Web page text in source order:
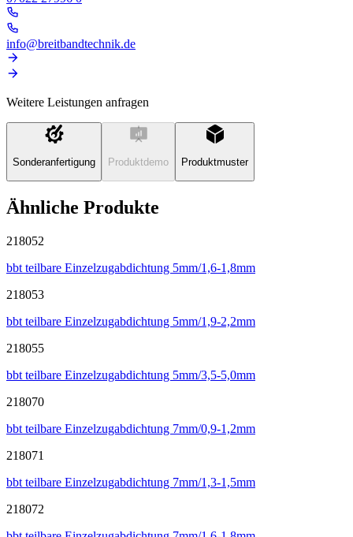
info@breitbandtechnik.de
Weitere Leistungen anfragen
Sonderanfertigung Produktdemo Produktmuster
Ähnliche Produkte
218052
bbt teilbare Einzelzugabdichtung 5mm/1,6-1,8mm
218053
bbt teilbare Einzelzugabdichtung 5mm/1,9-2,2mm
218055
bbt teilbare Einzelzugabdichtung 5mm/3,5-5,0mm
218070
bbt teilbare Einzelzugabdichtung 7mm/0,9-1,2mm
218071
bbt teilbare Einzelzugabdichtung 7mm/1,3-1,5mm
218072